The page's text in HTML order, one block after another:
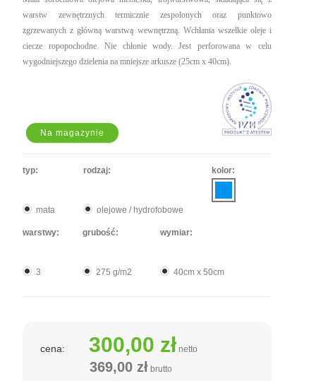
warstw zewnętrznych termicznie zespolonych oraz punktowo
zgrzewanych z główną warstwą wewnętrzną. Wchłania wszelkie oleje i
ciecze ropopochodne. Nie chłonie wody. Jest perforowana w celu
wygodniejszego dzielenia na mniejsze arkusze (25cm x 40cm).
Na magazynie
typ:
mata
rodzaj:
olejowe / hydrofobowe
kolor:
warstwy:
3
grubość:
275 g/m2
wymiar:
40cm x 50cm
cena: 300,00 zł netto
369,00 zł brutto